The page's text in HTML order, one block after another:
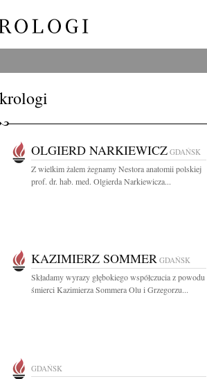
OLGIERD NARKIEWICZ GDAŃSK
Z wielkim żalem żegnamy Nestora anatomii polskiej
prof. dr. hab. med. Olgierda Narkiewicza...
KAZIMIERZ SOMMER GDAŃSK
Składamy wyrazy głębokiego współczucia z powodu
śmierci Kazimierza Sommera Olu i Grzegorzu...
GDAŃSK